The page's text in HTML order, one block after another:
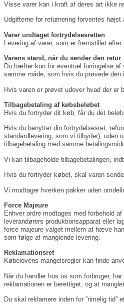
Visse varer kan i kraft af deres art ikke
Udgifterne for returnering forventes
Varer undtaget fortrydelsesretten
Levering af varer, som er fremstillet
Varens stand, når du sender den retur
Du hæfter kun for eventuel forringelse
samme måde, som hvis du prøvede
Hvis varen er prøvet udover hvad der
Tilbagebetaling af købsbeløbet
Hvis du fortryder dit køb, får du det
Hvis du benytter din fortrydelsesret,
standardlevering, som vi tilbyder), uden
tilbagebetaling med samme
Vi kan tilbageholde tilbagebetalingen,
Hvis du fortryder købet, skal varen
Vi modtager hverken pakker uden
Force Majeure
Enhver ordre modtages med forbehold
leverandørers produktionsapparat eller
force majeure valget mellem at hæve
som følge af manglende levering.
Reklamationsret
Købelovens mangelsregler kan finde
Når du handler hos os som forbruger,
reklamationen er berettiget, og at
Du skal reklamere inden for ”rimelig